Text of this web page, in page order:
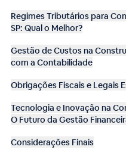
Regimes Tributários para
SP: Qual o Melhor?
Gestão de Custos na
com a Contabilidade
Obrigações Fiscais e Legais
Tecnologia e Inovação na
O Futuro da Gestão
Considerações Finais